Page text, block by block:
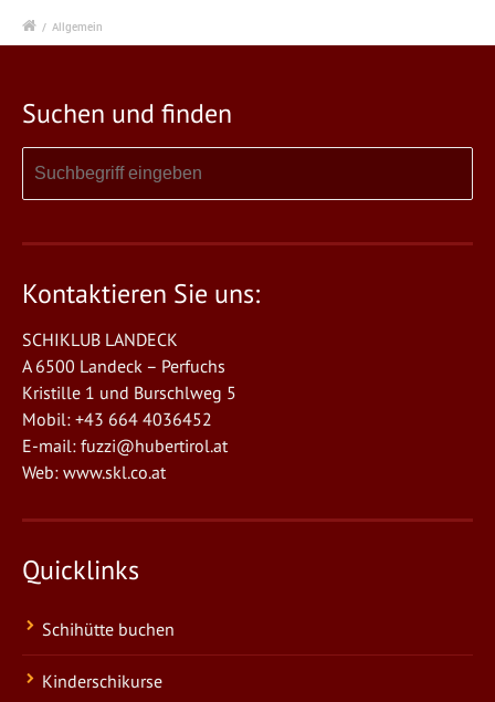
/ Allgemein
Suchen und finden
Kontaktieren Sie uns:
SCHIKLUB LANDECK
A 6500 Landeck – Perfuchs
Kristille 1 und Burschlweg 5
Mobil: +43 664 4036452
E-mail: fuzzi@hubertirol.at
Web: www.skl.co.at
Quicklinks
Schihütte buchen
Kinderschikurse